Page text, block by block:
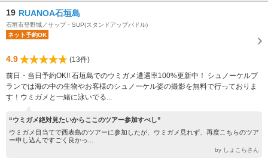
19 RUANOA石垣島
石垣市登野城／サップ・SUP(スタンドアップパドル)
ネット予約OK
4.9
(13件)
前日・当日予約OK!! 石垣島でのウミガメ遭遇率100%更新中！ シュノーケルプ
ランでは海の中の生物やお客様のシュノーケル姿の撮影を無料で行っておりま
す！ウミガメと一緒に泳いでる...
“ウミガメ絶対見たいからここのツアー参加すべし”
ウミガメ目当てで西表島のツアーに参加したが、ウミガメ見れず、再度こちらのツア
ー申し込んですごく良かっ...
by しょこらさん